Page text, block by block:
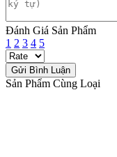
Đánh Giá Sản Phẩm
1 2 3 4 5
Sản Phẩm Cùng Loại